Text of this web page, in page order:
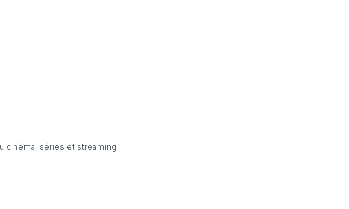
cinéma, séries et streaming